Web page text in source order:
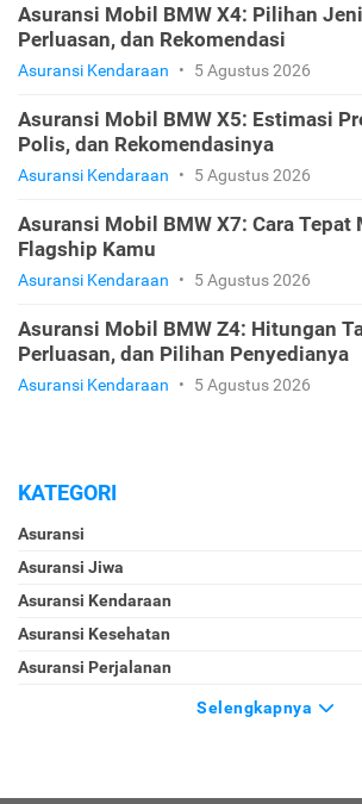
Asuransi Mobil BMW X4: Pilihan
Perluasan, dan Rekomendasi
Asuransi Kendaraan • 5 Agustus 2026
Asuransi Mobil BMW X5: Estimasi
Polis, dan Rekomendasinya
Asuransi Kendaraan • 5 Agustus 2026
Asuransi Mobil BMW X7: Cara Tepat
Flagship Kamu
Asuransi Kendaraan • 5 Agustus 2026
Asuransi Mobil BMW Z4: Hitungan
Perluasan, dan Pilihan Penyedianya
Asuransi Kendaraan • 5 Agustus 2026
KATEGORI
Asuransi
Asuransi Jiwa
Asuransi Kendaraan
Asuransi Kesehatan
Asuransi Perjalanan
Selengkapnya